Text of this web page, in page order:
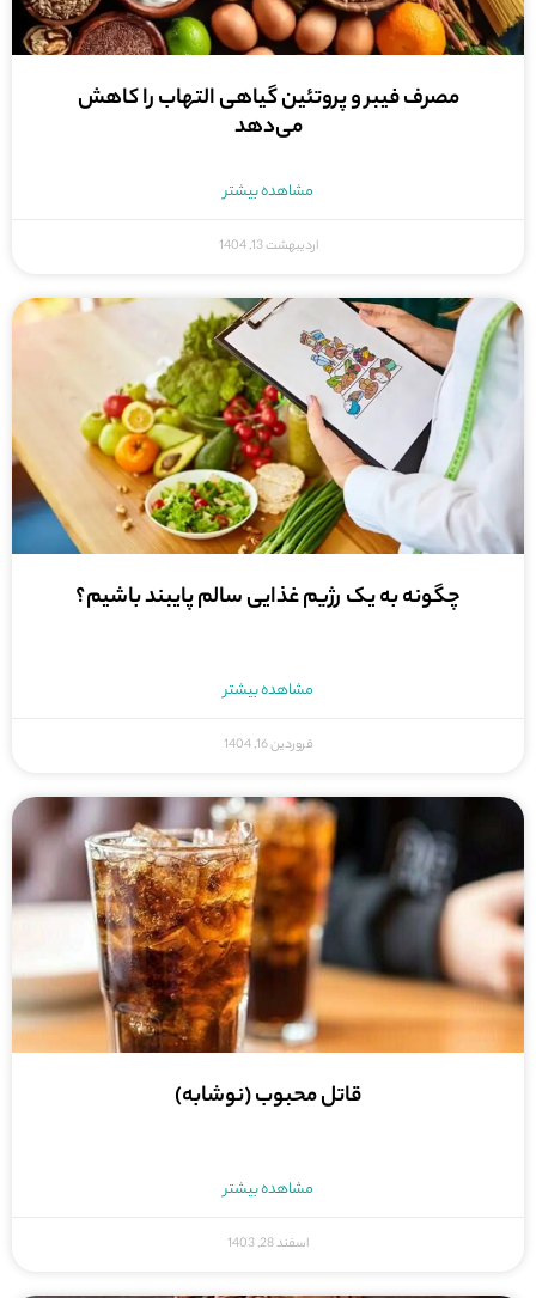
مصرف فیبر و پروتئین گیاهی التهاب را کاهش
می‌دهد
مشاهده بیشتر
اردیبهشت 13, 1404
چگونه به یک رژیم غذایی سالم پایبند باشیم؟
مشاهده بیشتر
فروردین 16, 1404
قاتل محبوب (نوشابه)
مشاهده بیشتر
اسفند 28, 1403